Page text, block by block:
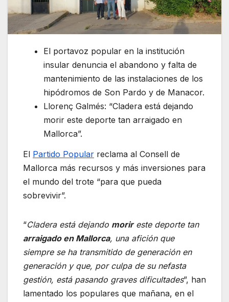
El portavoz popular en la institución
insular denuncia el abandono y falta de
mantenimiento de las instalaciones de los
hipódromos de Son Pardo y de Manacor.
Llorenç Galmés: “Cladera está dejando
morir este deporte tan arraigado en
Mallorca”.
El Partido Popular reclama al Consell de
Mallorca más recursos y más inversiones para
el mundo del trote “para que pueda
sobrevivir”.
“Cladera está dejando morireste deporte tan
arraigado en Mallorca, una afición que
siempre se ha transmitido de generación en
generación y que, por culpa de su nefasta
gestión, está pasando graves dificultades”, han
lamentado los populares que mañana, en el